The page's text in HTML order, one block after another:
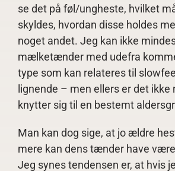
se det på føl/ungheste, hvilket
skyldes, hvordan disse holdes
noget andet. Jeg kan ikke
mælketænder med udefra
type som kan relateres til
lignende – men ellers er det ikke
knytter sig til en bestemt
Man kan dog sige, at jo ældre
mere kan dens tænder have
Jeg synes tendensen er, at hvis